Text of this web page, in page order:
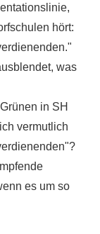
hört:
was
in SH
vermutlich
es um so